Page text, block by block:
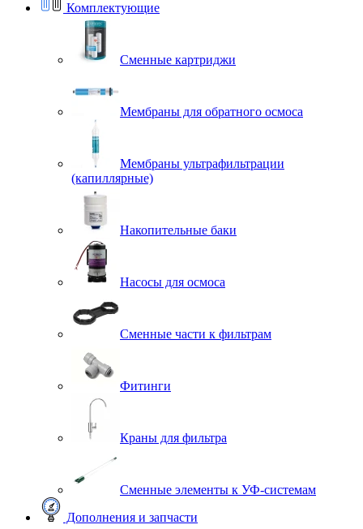
Комплектующие
Сменные картриджи
Мембраны для обратного осмоса
Мембраны ультрафильтрации
(капиллярные)
Накопительные баки
Насосы для осмоса
Сменные части к фильтрам
Фитинги
Краны для фильтра
Сменные элементы к УФ-системам
Дополнения и запчасти